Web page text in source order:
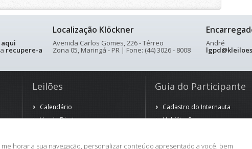
recupere-a
Localização Klöckner
Avenida Carlos Gomes, 226 - Térreo
Zona 05, Maringá - PR | Fone: (44) 3026 - 8008
André
Leilões
Calendário
Venda Direta
Guia do Participante
Cadastro do Internauta
Habilitação
Observação
a sua navegação, personalizar conteúdo apresentado a você, bem